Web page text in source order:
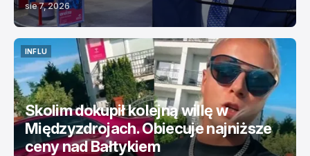
sie 7, 2026
INFLU
INFLU
Skolim dokupił kolejną willę w
Międzyzdrojach. Obiecuje najniższe
ceny nad Bałtykiem